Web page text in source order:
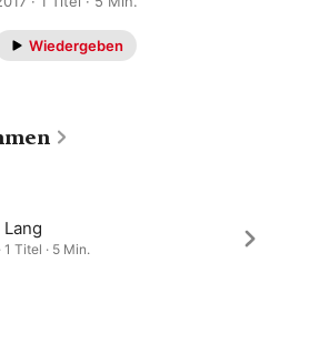
Wiedergeben
Lang
1 Titel · 5 Min.